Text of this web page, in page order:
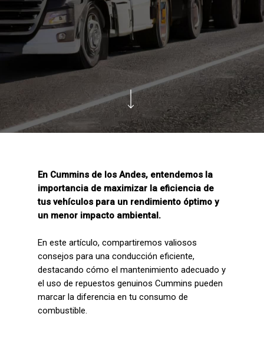
En Cummins de los Andes, entendemos la
importancia de maximizar la eficiencia de
tus vehículos para un rendimiento óptimo y
un menor impacto ambiental.
En este artículo, compartiremos valiosos
consejos para una conducción eficiente,
destacando cómo el mantenimiento adecuado y
el uso de repuestos genuinos Cummins pueden
marcar la diferencia en tu consumo de
combustible.